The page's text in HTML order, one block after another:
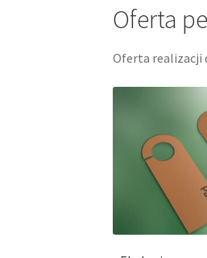
Oferta
Oferta realizacji